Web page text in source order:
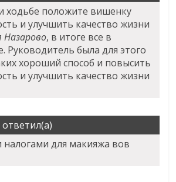
ходьбе положите вишенку
и улучшить качество жизни
, в итоге все в
Руководитель была для этого
хороший способ и повысить
и улучшить качество жизни
ответил(а)
для макияжа вов